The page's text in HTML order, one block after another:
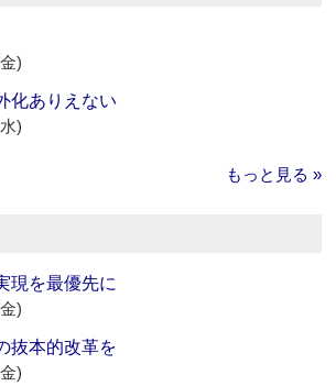
)
化ありえない
)
もっと見る »
現を最優先に
)
抜本的改革を
)